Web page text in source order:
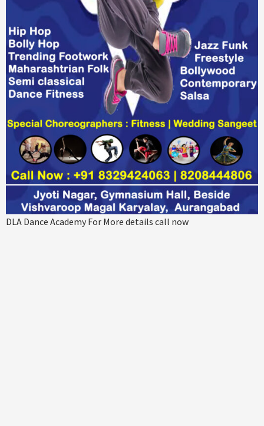
DLA Dance Academy For More details call now